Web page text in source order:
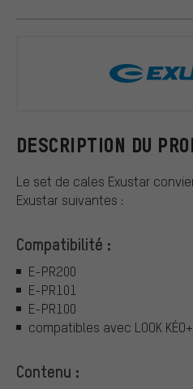
DESCRIPTION DU
Le set de cales Exustar
Exustar suivantes :
Compatibilité :
E-PR200
E-PR101
E-PR100
compatibles avec LOOK
Contenu :